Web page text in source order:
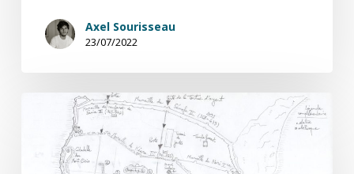
Axel Sourisseau
23/07/2022
Journal